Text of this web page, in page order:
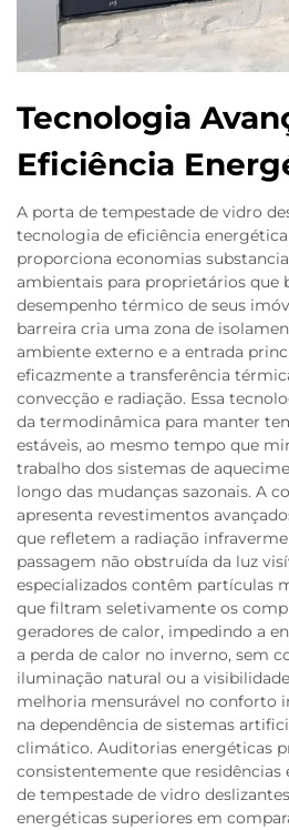
Tecnologia
Eficiência
A porta de tempestade de vidro
tecnologia de eficiência
proporciona economias
ambientais para proprietários que
desempenho térmico de seus
barreira cria uma zona de
ambiente externo e a entrada
eficazmente a transferência
convecção e radiação. Essa
da termodinâmica para manter
estáveis, ao mesmo tempo que
trabalho dos sistemas de
longo das mudanças sazonais. A
apresenta revestimentos
que refletem a radiação
passagem não obstruída da luz
especializados contêm partículas
que filtram seletivamente os
geradores de calor, impedindo a
a perda de calor no inverno, sem
iluminação natural ou a
melhoria mensurável no conforto
na dependência de sistemas
climático. Auditorias energéticas
consistentemente que residências
de tempestade de vidro
energéticas superiores em